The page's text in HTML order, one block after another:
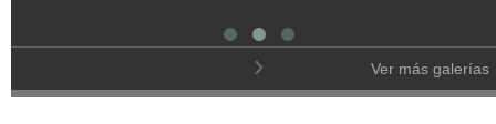
Ver más galerías